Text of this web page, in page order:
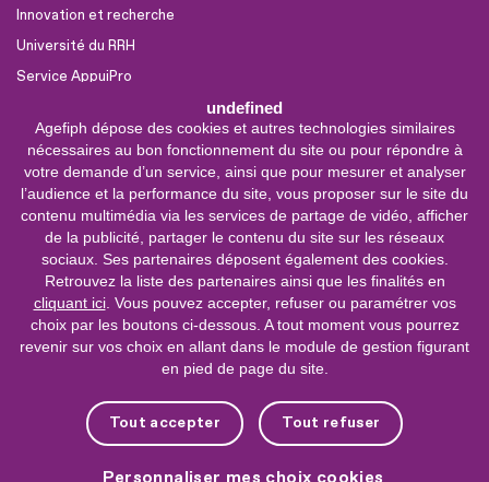
undefined
Agefiph dépose des cookies et autres technologies similaires
nécessaires au bon fonctionnement du site ou pour répondre à
votre demande d’un service, ainsi que pour mesurer et analyser
l’audience et la performance du site, vous proposer sur le site du
contenu multimédia via les services de partage de vidéo, afficher
de la publicité, partager le contenu du site sur les réseaux
sociaux. Ses partenaires déposent également des cookies.
Retrouvez la liste des partenaires ainsi que les finalités en
cliquant ici. Vous pouvez accepter, refuser ou paramétrer vos
choix par les boutons ci-dessous. A tout moment vous pourrez
revenir sur vos choix en allant dans le module de gestion figurant
en pied de page du site.
Tout accepter Tout refuser
Personnaliser mes choix cookies
Innovation et recherche
Université du RRH
Service AppuiPro
Nous suivre
Youtube
Linkedin
Facebook
0 800 11 10 09
Service &
appel gratuits
Nous contacter
Plateforme de mise en contact LSF